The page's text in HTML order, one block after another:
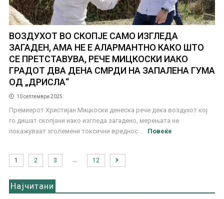
ВОЗДУХОТ ВО СКОПЈЕ САМО ИЗГЛЕДА
ЗАГАДЕН, АМА НЕ Е АЛАРМАНТНО КАКО ШТО
СЕ ПРЕТСТАВУВА, РЕЧЕ МИЦКОСКИ ИАКО
ГРАДОТ ДВА ДЕНА СМРДИ НА ЗАПАЛЕНА ГУМА
ОД „ДРИСЛА“
10 септември 2025
Премиерот Христијан Мицкоски денеска рече дека воздухот кој
го дишат скопјани иако изгледа загадено, мерењата не
покажуваат зголемени токсични вреднос ...
Повеќе
1 2 3 12
Најчитани